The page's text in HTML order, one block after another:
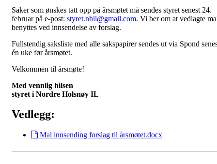
Saker som ønskes tatt opp på årsmøtet må sendes styret senest 24.
februar på e-post: styret.nhil@gmail.com. Vi ber om at vedlagte
benyttes ved innsendelse av forslag.
Fullstendig saksliste med alle sakspapirer sendes ut via Spond
én uke før årsmøtet.
Velkommen til årsmøte!
Med vennlig hilsen
styret i Nordre Holsnøy IL
Vedlegg:
Mal innsending forslag til årsmøtet.docx